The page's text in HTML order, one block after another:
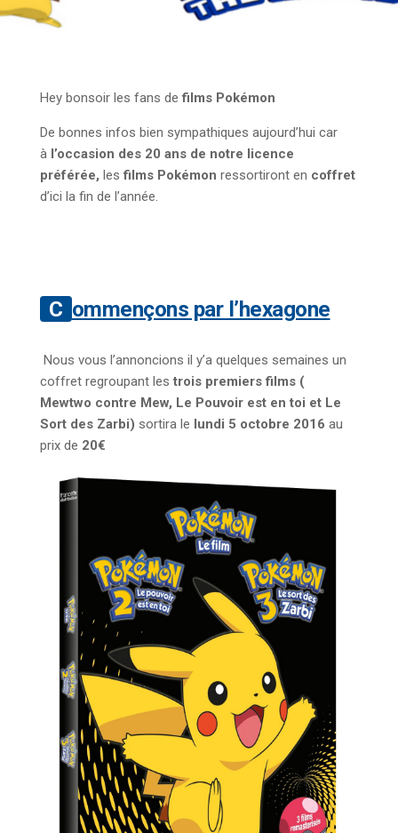
Hey bonsoir les fans defilms Pokémon
De bonnes infos bien sympathiques aujourd’hui car
à l’occasion des 20 ans de notre licence
préférée, lesfilms Pokémon ressortiront en coffret
d’ici la fin de l’année.
Commençons par l’hexagone
Nous vous l’annoncions il y’a quelques semaines un
coffret regroupant les trois premiers films (
Mewtwo contre Mew, Le Pouvoir est en toi et Le
Sort des Zarbi) sortira le lundi 5 octobre 2016 au
prix de 20€